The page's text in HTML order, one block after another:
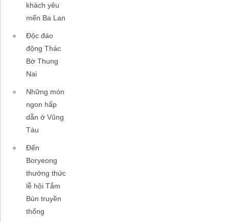
khách yêu
mến Ba Lan
Độc đáo
động Thác
Bờ Thung
Nai
Những món
ngon hấp
dẫn ở Vũng
Tàu
Đến
Boryeong
thưởng thức
lễ hội Tắm
Bùn truyền
thống